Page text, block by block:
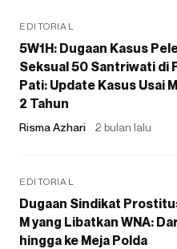
EDITORIAL
5W1H: Dugaan Kasus
Seksual 50 Santriwati di
Pati: Update Kasus Usai
2 Tahun
Risma Azhari 2 bulan lalu
EDITORIAL
Dugaan Sindikat
M yang Libatkan WNA:
hingga ke Meja Polda